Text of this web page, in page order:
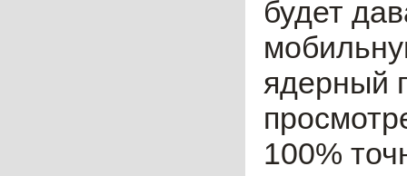
будет
ядерный
100%